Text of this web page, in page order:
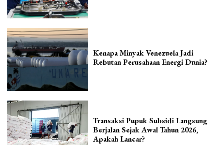
Kenapa Minyak Venezuela Jadi
Rebutan Perusahaan Energi Dunia?
Transaksi Pupuk Subsidi Langsung
Berjalan Sejak Awal Tahun 2026,
Apakah Lancar?